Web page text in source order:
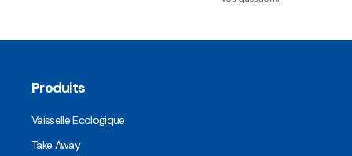
Produits
Vaisselle Ecologique
Take Away